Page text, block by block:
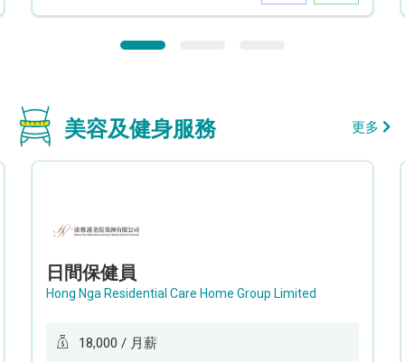
美容及健身服務 更多
日間保健員
Hong Nga Residential Care Home Group Limited
18,000 / 月薪